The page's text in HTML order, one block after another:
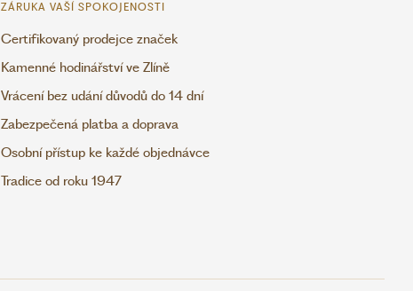
ZÁRUKA VAŠÍ SPOKOJENOSTI
Certifikovaný prodejce značek
Kamenné hodinářství ve Zlíně
Vrácení bez udání důvodů do 14 dní
Zabezpečená platba a doprava
Osobní přístup ke každé objednávce
Tradice od roku 1947